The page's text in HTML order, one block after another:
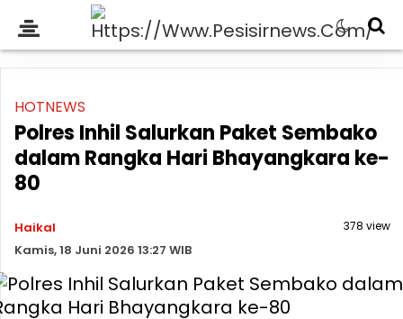
HOTNEWS
Polres Inhil Salurkan Paket Sembako
dalam Rangka Hari Bhayangkara ke-
80
Haikal
Kamis, 18 Juni 2026 13:27 WIB
378 view